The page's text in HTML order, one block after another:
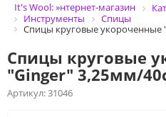
It's Wool: »нтернет-магазин
Инструменты
Спицы
Спицы круговые укороченные
Спицы круговые
"Ginger" 3,25мм/
Артикул:31046